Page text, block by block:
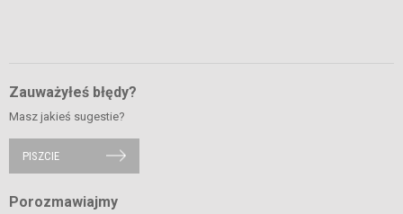
Zauważyłeś błędy?
Masz jakieś sugestie?
PISZCIE
Porozmawiajmy